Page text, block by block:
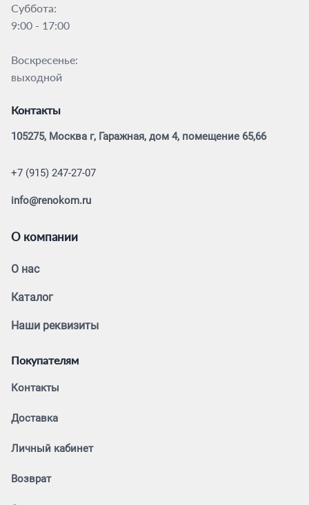
Суббота:
9:00 - 17:00
Воскресенье:
выходной
Контакты
105275, Москва г, Гаражная, дом 4, помещение 65,66
+7 (915) 247-27-07
info@renokom.ru
О компании
О нас
Каталог
Наши реквизиты
Покупателям
Контакты
Доставка
Личный кабинет
Возврат